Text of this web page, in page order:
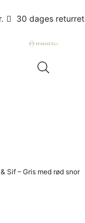
30 dages returret
Sif – Gris med rød snor